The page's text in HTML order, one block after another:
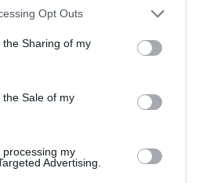
app uses one or more Google
usage behaviour. You may click to
Google and its third-party tags to
purposes in below Google
Opt Outs
Sharing of my
Sale of my
my
Advertising.